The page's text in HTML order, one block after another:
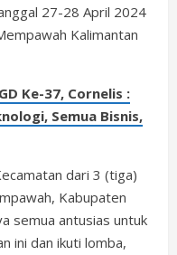
27-28 April 2024
Kalimantan
Ke-37, Cornelis :
Semua Bisnis,
dari 3 (tiga)
Kabupaten
semua antusias untuk
ini dan ikuti lomba,